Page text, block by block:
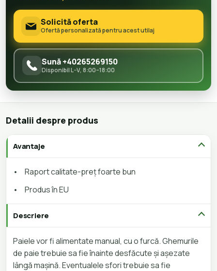
Solicită oferta
Ofertă personalizată pentru acest utilaj
Sună +40265269150
Disponibil L–V, 8:00–18:00
Detalii despre produs
Avantaje
•
Raport calitate-preț foarte bun
•
Produs în EU
Descriere
Paiele vor fi alimentate manual, cu o furcă. Ghemurile
de paie trebuie sa fie înainte desfăcute și așezate
lângă mașină. Eventualele sfori trebuie sa fie